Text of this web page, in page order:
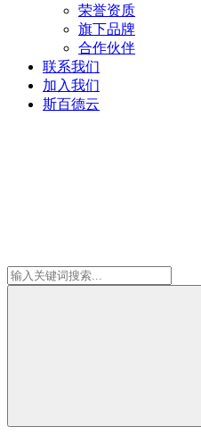
荣誉资质
旗下品牌
合作伙伴
联系我们
加入我们
斯百德云